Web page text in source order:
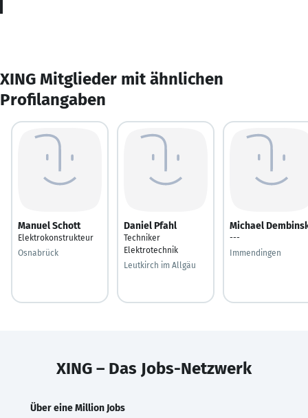
XING Mitglieder mit ähnlichen
Profilangaben
Manuel Schott
Elektrokonstrukteur
Osnabrück
Daniel Pfahl
Techniker
Elektrotechnik
Leutkirch im Allgäu
Michael
---
Immendingen
XING – Das Jobs-Netzwerk
Über eine Million Jobs